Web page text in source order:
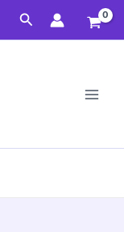
Buscar